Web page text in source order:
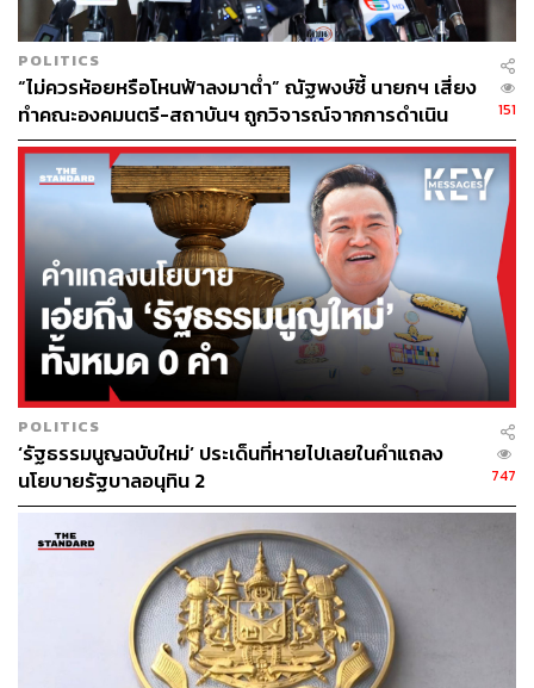
POLITICS
“ไม่ควรห้อยหรือโหนฟ้าลงมาต่ำ” ณัฐพงษ์ชี้ นายกฯ เสี่ยง
ทำคณะองคมนตรี-สถาบันฯ ถูกวิจารณ์จากการดำเนิน
นโยบายสาธารณะ
151
POLITICS
‘รัฐธรรมนูญฉบับใหม่’ ประเด็นที่หายไปเลยในคำแถลง
นโยบายรัฐบาลอนุทิน 2
747